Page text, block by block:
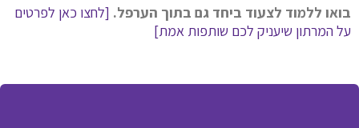
בואו ללמוד לצעוד ביחד גם בתוך הערפל. [לחצו כאן לפרטים
על המרתון שיעניק לכם שותפות אמת]